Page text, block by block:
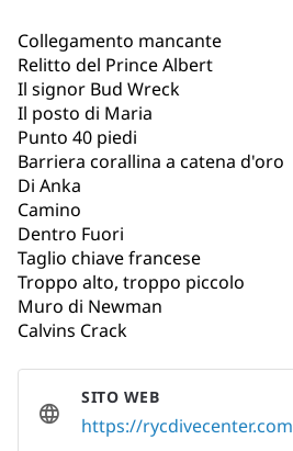
Collegamento mancante
Relitto del Prince Albert
Il signor Bud Wreck
Il posto di Maria
Punto 40 piedi
Barriera corallina a catena d'oro
Di Anka
Camino
Dentro Fuori
Taglio chiave francese
Troppo alto, troppo piccolo
Muro di Newman
Calvins Crack
SITO WEB
https://rycdivecenter.com